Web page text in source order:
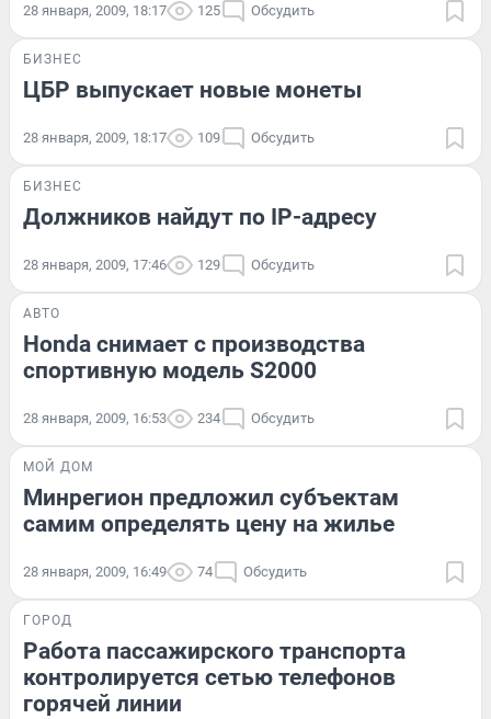
28 января, 2009, 18:17 125 Обсудить
БИЗНЕС
ЦБР выпускает новые монеты
28 января, 2009, 18:17 109 Обсудить
БИЗНЕС
Должников найдут по IP-адресу
28 января, 2009, 17:46 129 Обсудить
АВТО
Honda снимает с производства
спортивную модель S2000
28 января, 2009, 16:53 234 Обсудить
МОЙ ДОМ
Минрегион предложил субъектам
самим определять цену на жилье
28 января, 2009, 16:49 74 Обсудить
ГОРОД
Работа пассажирского транспорта
контролируется сетью телефонов
горячей линии